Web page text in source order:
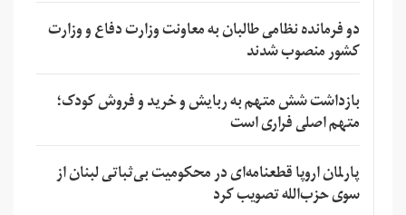
دو فرمانده نظامی طالبان به معاونت وزارت دفاع و وزارت
کشور منصوب شدند
بازداشت شش متهم به ربایش و خرید و فروش کودک؛
متهم اصلی فراری است
پارلمان اروپا قطعنامه‌ای در محکومیت بی‌ثباتی لبنان از
سوی حزب‌الله تصویب کرد